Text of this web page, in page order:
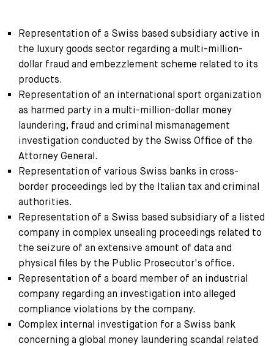
Representation of a Swiss based subsidiary active in
the luxury goods sector regarding a multi-million-
dollar fraud and embezzlement scheme related to its
products.
Representation of an international sport organization
as harmed party in a multi-million-dollar money
laundering, fraud and criminal mismanagement
investigation conducted by the Swiss Office of the
Attorney General.
Representation of various Swiss banks in cross-
border proceedings led by the Italian tax and criminal
authorities.
Representation of a Swiss based subsidiary of a listed
company in complex unsealing proceedings related to
the seizure of an extensive amount of data and
physical files by the Public Prosecutor's office.
Representation of a board member of an industrial
company regarding an investigation into alleged
compliance violations by the company.
Complex internal investigation for a Swiss bank
concerning a global money laundering scandal related